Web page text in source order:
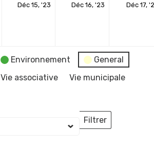
Déc 15, '23 Déc 16, '23 Déc 17,
Environnement
General
Vie associative
Vie municipale
Filtrer
Lieux